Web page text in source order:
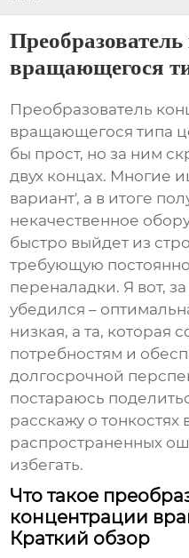
вращающегося
Преобразователь
вращающегося типа
бы прост, но за ним
двух концах. Многие
вариант', а в итоге
некачественное
быстро выйдет из
требующую
переналадки. Я вот,
убедился –
низкая, а та, которая
потребностям и
долгосрочной
постараюсь
расскажу о
распространенных
избегать.
Что такое
концентрации
Краткий обзор